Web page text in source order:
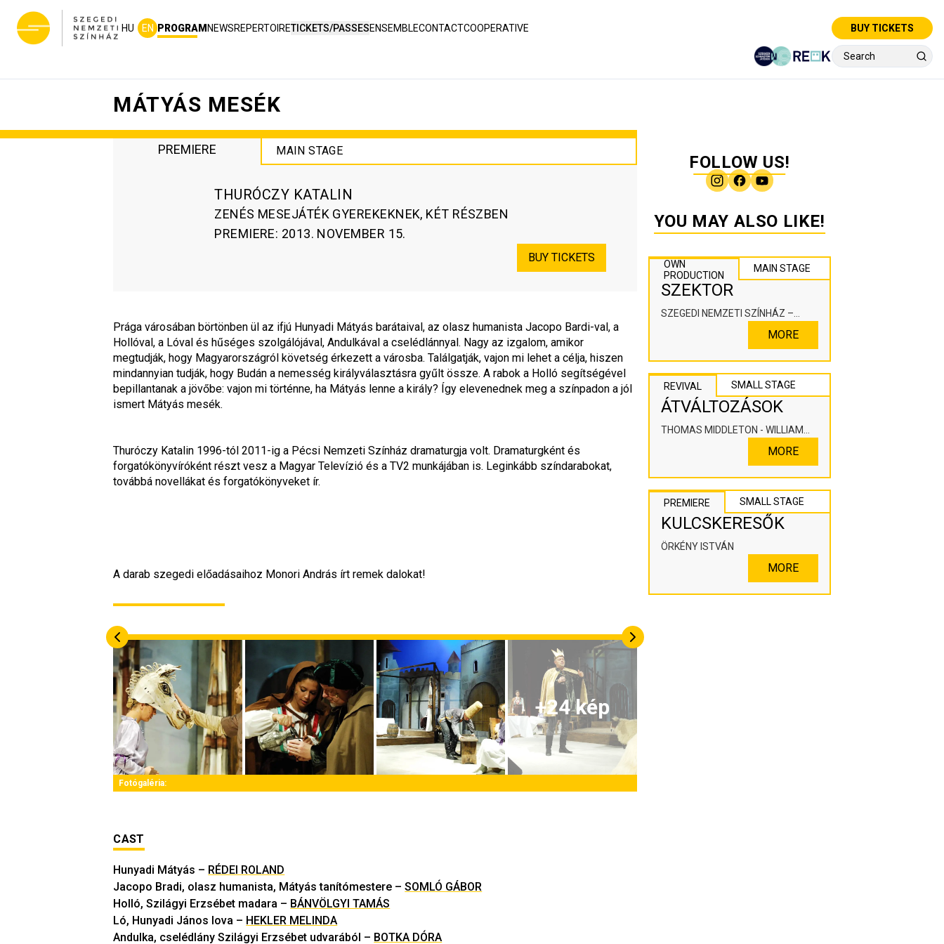
HU EN PROGRAM NEWSREPERTOIRETICKETS/PASSESENSEMBLECONTACTCOOPERATIVE BUY TICKETS
MÁTYÁS MESÉK
PREMIERE MAIN STAGE
THURÓCZY KATALIN
ZENÉS MESEJÁTÉK GYEREKEKNEK, KÉT RÉSZBEN
PREMIERE: 2013. NOVEMBER 15.
BUY TICKETS
Prága városában börtönben ül az ifjú Hunyadi Mátyás barátaival, az olasz humanista Jacopo Bardi-val, a
Hollóval, a Lóval és hűséges szolgálójával, Andulkával a cselédlánnyal. Nagy az izgalom, amikor
megtudják, hogy Magyarországról követség érkezett a városba. Találgatják, vajon mi lehet a célja, hiszen
mindannyian tudják, hogy Budán a nemesség királyválasztásra gyűlt össze. A rabok a Holló segítségével
bepillantanak a jövőbe: vajon mi történne, ha Mátyás lenne a király? Így elevenednek meg a színpadon a jól
ismert Mátyás mesék.
Thuróczy Katalin 1996-tól 2011-ig a Pécsi Nemzeti Színház dramaturgja volt. Dramaturgként és
forgatókönyvíróként részt vesz a Magyar Televízió és a TV2 munkájában is. Leginkább színdarabokat,
továbbá novellákat és forgatókönyveket ír.
A darab szegedi előadásaihoz Monori András írt remek dalokat!
+24kép
Fotógaléria:
CAST
Hunyadi Mátyás – RÉDEI ROLAND
Jacopo Bradi, olasz humanista, Mátyás tanítómestere –SOMLÓ GÁBOR
Holló, Szilágyi Erzsébet madara – BÁNVÖLGYI TAMÁS
Ló, Hunyadi János lova – HEKLER MELINDA
Andulka, cselédlány Szilágyi Erzsébet udvarából – BOTKA DÓRA
FOLLOW US!
YOU MAY ALSO LIKE!
OWN
PRODUCTION
MAIN STAGE
SZEKTOR
SZEGEDI NEMZETI SZÍNHÁZ –
KOOPERÁLÓ SZÍNHÁZPEDAGÓGIAI
MORE
REVIVAL SMALL STAGE
ÁTVÁLTOZÁSOK
THOMAS MIDDLETON - WILLIAM
MORE
PREMIERE SMALL STAGE
KULCSKERESŐK
ÖRKÉNY ISTVÁN
MORE